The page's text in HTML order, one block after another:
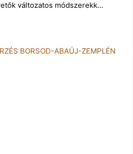
változatos módszerekk…